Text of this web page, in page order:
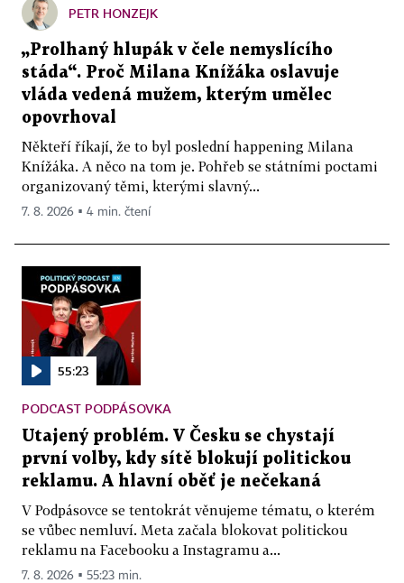
PETR HONZEJK
„Prolhaný hlupák v čele nemyslícího
stáda“. Proč Milana Knížáka oslavuje
vláda vedená mužem, kterým umělec
opovrhoval
Někteří říkají, že to byl poslední happening Milana
Knížáka. A něco na tom je. Pohřeb se státními poctami
organizovaný těmi, kterými slavný...
7. 8. 2026 ▪ 4 min. čtení
55:23
PODCAST PODPÁSOVKA
Utajený problém. V Česku se chystají
první volby, kdy sítě blokují politickou
reklamu. A hlavní oběť je nečekaná
V Podpásovce se tentokrát věnujeme tématu, o kterém
se vůbec nemluví. Meta začala blokovat politickou
reklamu na Facebooku a Instagramu a...
7. 8. 2026 ▪ 55:23 min.